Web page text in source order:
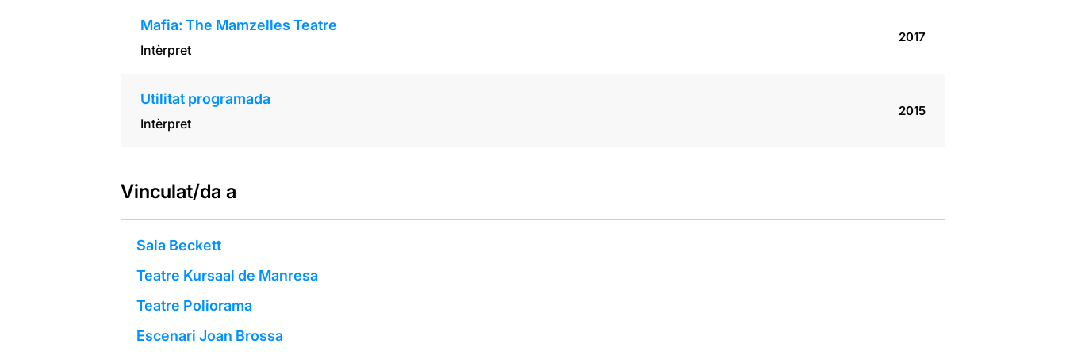
Mafia: The Mamzelles Teatre
Intèrpret
2017
Utilitat programada
Intèrpret
2015
Vinculat/da a
Sala Beckett
Teatre Kursaal de Manresa
Teatre Poliorama
Escenari Joan Brossa